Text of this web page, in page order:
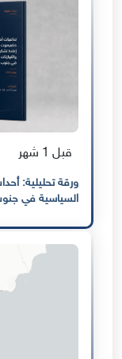
قبل 1 شهر
ورقة تحليلية:
السياسية في